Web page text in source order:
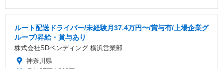
ルート配送ドライバー/未経験月37.4万円〜/賞与有/上場企業グ
ループ/昇給・賞与あり
株式会社SDベンディング 横浜営業部
神奈川県